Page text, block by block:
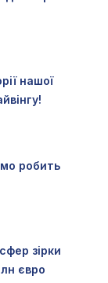
нашої
робить
зірки
євро